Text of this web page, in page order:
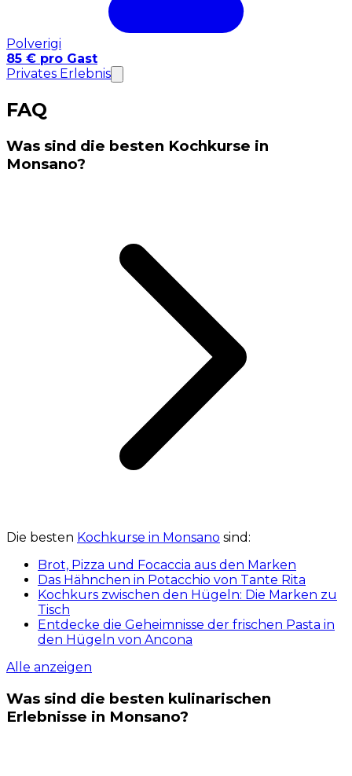
Polverigi
85 € pro Gast
Privates Erlebnis
FAQ
Was sind die besten Kochkurse in
Monsano?
Die besten Kochkurse in Monsano sind:
Brot, Pizza und Focaccia aus den Marken
Das Hähnchen in Potacchio von Tante Rita
Kochkurs zwischen den Hügeln: Die Marken zu
Tisch
Entdecke die Geheimnisse der frischen Pasta in
den Hügeln von Ancona
Alle anzeigen
Was sind die besten kulinarischen
Erlebnisse in Monsano?